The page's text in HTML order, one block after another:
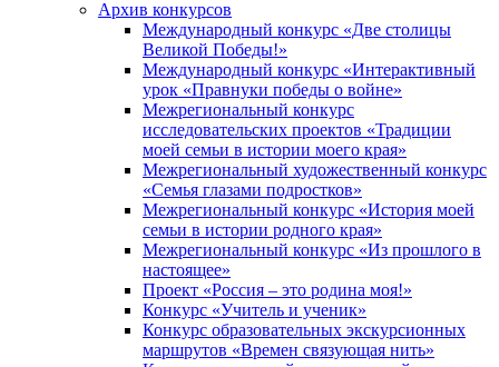
Архив конкурсов
Международный конкурс «Две столицы
Великой Победы!»
Международный конкурс «Интерактивный
урок «Правнуки победы о войне»
Межрегиональный конкурс
исследовательских проектов «Традиции
моей семьи в истории моего края»
Межрегиональный художественный конкурс
«Семья глазами подростков»
Межрегиональный конкурс «История моей
семьи в истории родного края»
Межрегиональный конкурс «Из прошлого в
настоящее»
Проект «Россия – это родина моя!»
Конкурс «Учитель и ученик»
Конкурс образовательных экскурсионных
маршрутов «Времен связующая нить»